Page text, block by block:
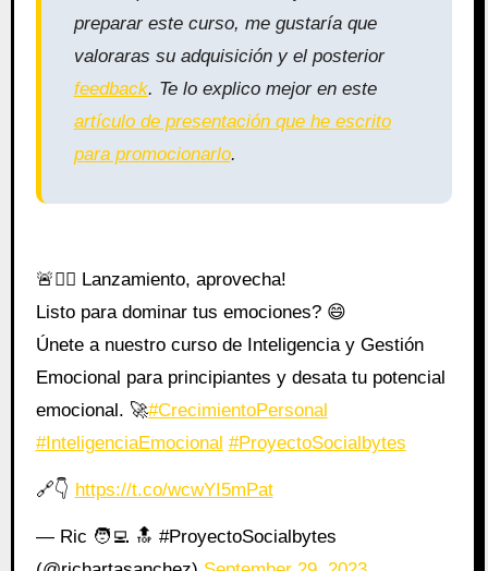
preparar este curso, me gustaría que
valoraras su adquisición y el posterior
feedback. Te lo explico mejor en este
artículo de presentación que he escrito
para promocionarlo.
🚨🙆‍♂️ Lanzamiento, aprovecha!
Listo para dominar tus emociones? 😄
Únete a nuestro curso de Inteligencia y Gestión
Emocional para principiantes y desata tu potencial
emocional. 🚀#CrecimientoPersonal
#InteligenciaEmocional #ProyectoSocialbytes
🔗👇 https://t.co/wcwYI5mPat
— Ric 🧑‍💻 🔝 #ProyectoSocialbytes